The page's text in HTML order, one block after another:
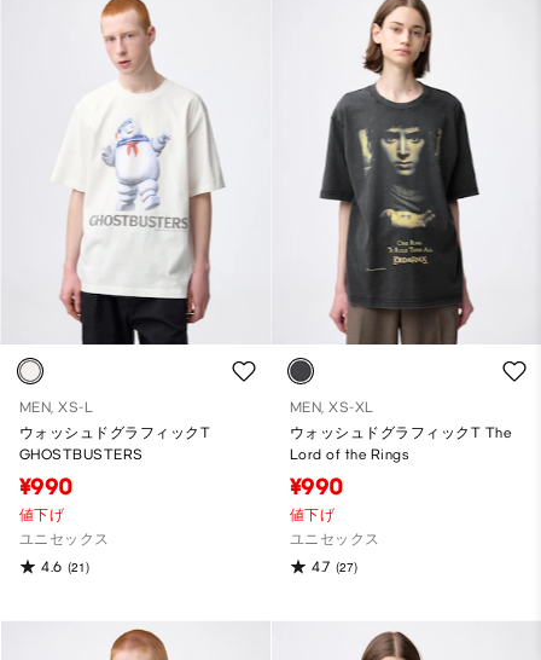
MEN, XS-L
ウォッシュドグラフィックT
GHOSTBUSTERS
¥990
値下げ
ユニセックス
4.6 (21)
MEN, XS-XL
ウォッシュドグラフィックT The
Lord of the Rings
¥990
値下げ
ユニセックス
4.7 (27)